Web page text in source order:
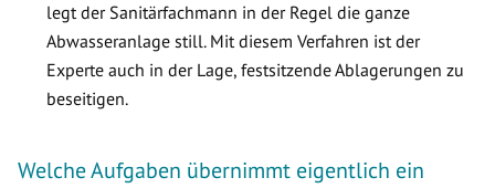
legt der Sanitärfachmann in der Regel die ganze
Abwasseranlage still. Mit diesem Verfahren ist der
Experte auch in der Lage, festsitzende Ablagerungen zu
beseitigen.
Welche Aufgaben übernimmt eigentlich ein